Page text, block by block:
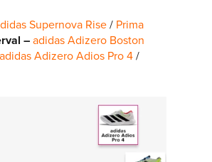
Supernova Rise / Prima
– adidas Adizero Boston
adidas Adizero Adios Pro 4 /